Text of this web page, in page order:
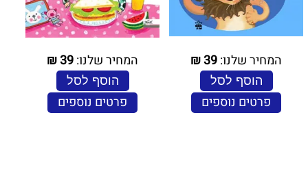
המחיר שלנו:39
₪
הוסף לסל
פרטים נוספים
המחיר שלנו:39
₪
הוסף לסל
פרטים נוספים